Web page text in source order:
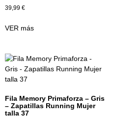
39,99 €
VER más
Fila Memory Primaforza – Gris
– Zapatillas Running Mujer
talla 37